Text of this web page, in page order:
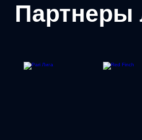
Партнеры